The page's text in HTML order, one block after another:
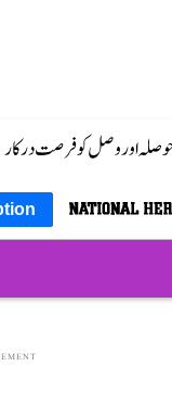
حوصلہ اور وصل کو فرصت درکار